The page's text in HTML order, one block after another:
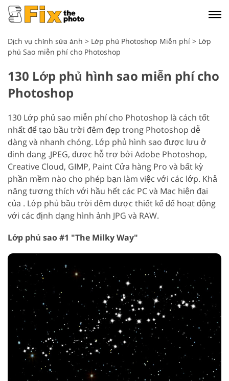
Dịch vụ chỉnh sửa ảnh > Lớp phủ Photoshop Miễn phí > Lớp
phủ Sao miễn phí cho Photoshop
130 Lớp phủ hình sao miễn phí cho
Photoshop
130 Lớp phủ sao miễn phí cho Photoshop là cách tốt
nhất để tạo bầu trời đêm đẹp trong Photoshop dễ
dàng và nhanh chóng. Lớp phủ hình sao được lưu ở
định dạng .JPEG, được hỗ trợ bởi Adobe Photoshop,
Creative Cloud, GIMP, Paint Cửa hàng Pro và bất kỳ
phần mềm nào cho phép bạn làm việc với các lớp. Khả
năng tương thích với hầu hết các PC và Mac hiện đại
của . Lớp phủ bầu trời đêm được thiết kế để hoạt động
với các định dạng hình ảnh JPG và RAW.
Lớp phủ sao #1 "The Milky Way"